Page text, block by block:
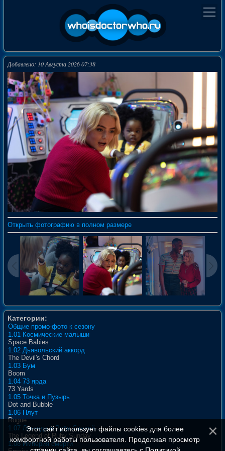
Добавлено: 10 Августа 2026 07:38
Открыть фотографию в полном размере
Категории:
Общие промо-фото к сезону
1.01 Космические малыши
Space Babies
1.02 Дьявольский аккорд
The Devil's Chord
1.03 Бум
Boom
1.04 73 ярда
73 Yards
1.05 Точка и Пузырь
Dot and Bubble
1.06 Плут
Rogue
1.07 Легенда о Руби Сандей
The Legend of Ruby Sunday
1.08 Империя смерти
Этот сайт использует файлы cookies для более
комфортной работы пользователя. Продолжая просмотр